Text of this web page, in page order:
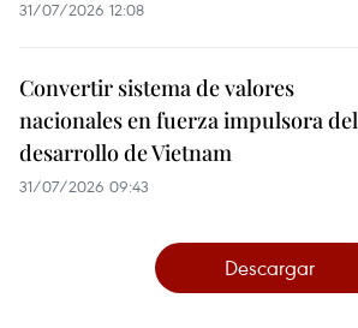
31/07/2026 12:08
Convertir sistema de valores
nacionales en fuerza impulsora del
desarrollo de Vietnam
31/07/2026 09:43
Descargar